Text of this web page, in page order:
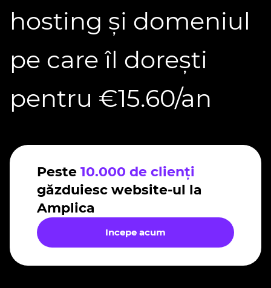
hosting și domeniul
pe care îl dorești
pentru €15.60/an
Peste 10.000 de clienți
găzduiesc website-ul la
Amplica
Incepe acum